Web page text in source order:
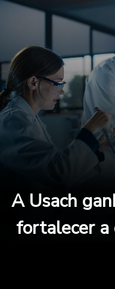
A Usach
fortalecer a